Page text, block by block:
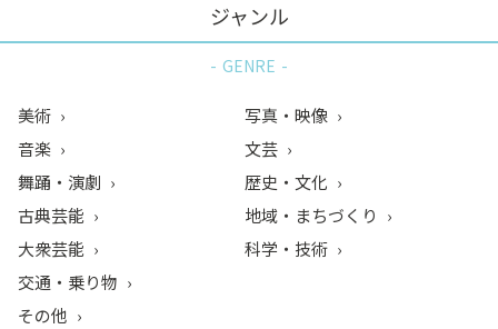
ジャンル
GENRE
美術
音楽
舞踊・演劇
古典芸能
大衆芸能
写真・映像
文芸
歴史・文化
地域・まちづくり
科学・技術
交通・乗り物
その他